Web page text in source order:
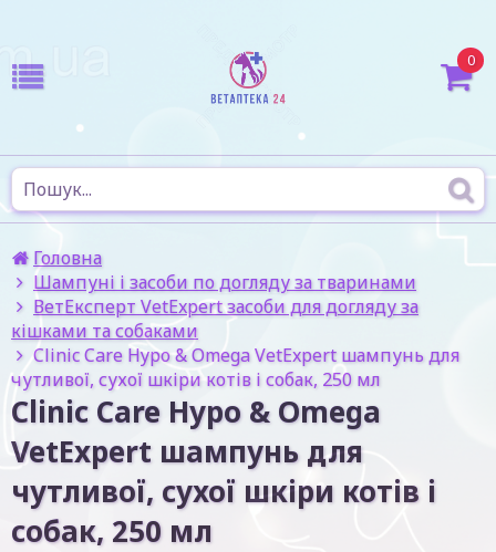
0
Головна
Шампуні і засоби по догляду за тваринами
ВетЕксперт VetExpert засоби для догляду за
кішками та собаками
Clinic Care Hypo & Omega VetExpert шампунь для
чутливої, сухої шкіри котів і собак, 250 мл
Clinic Care Hypo & Omega
VetExpert шампунь для
чутливої, сухої шкіри котів і
собак, 250 мл